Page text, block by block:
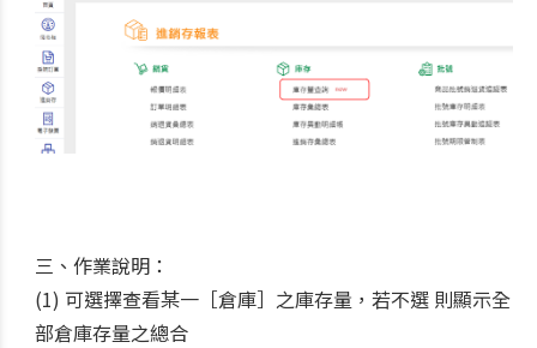
三、作業說明：
(1) 可選擇查看某一［倉庫］之庫存量，若不選 則顯示全
部倉庫存量之總合